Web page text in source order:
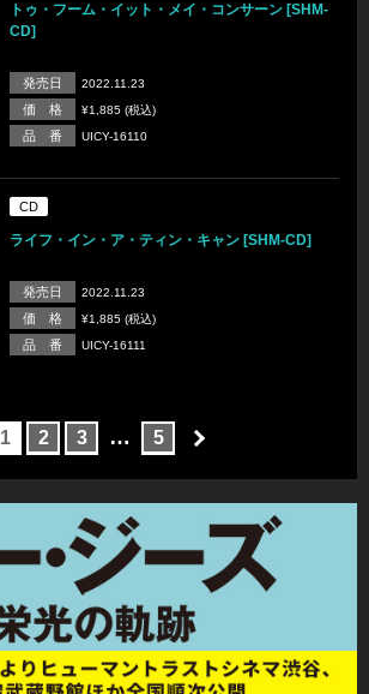
トゥ・フーム・イット・メイ・コンサーン [SHM-
CD]
発売日 2022.11.23
価 格 ¥1,885 (税込)
品 番 UICY-16110
CD
ライフ・イン・ア・ティン・キャン [SHM-CD]
発売日 2022.11.23
価 格 ¥1,885 (税込)
品 番 UICY-16111
1 2 3 … 5